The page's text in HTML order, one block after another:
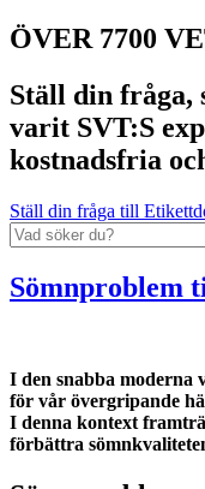
ÖVER 7700
Ställ din fråga,
varit SVT:S
kostnadsfria
Ställ din fråga till
Sömnproblem
I den snabba moderna
för vår övergripande
I denna kontext
förbättra